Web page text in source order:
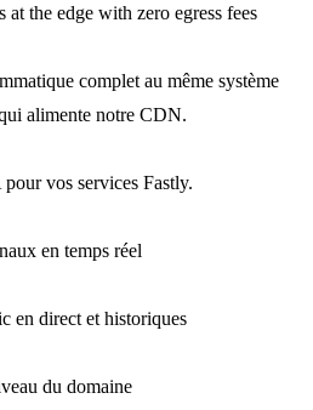
at the edge with zero egress fees
complet au même système
alimente notre CDN.
vos services Fastly.
en temps réel
en direct et historiques
du domaine